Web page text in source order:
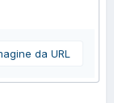
da URL